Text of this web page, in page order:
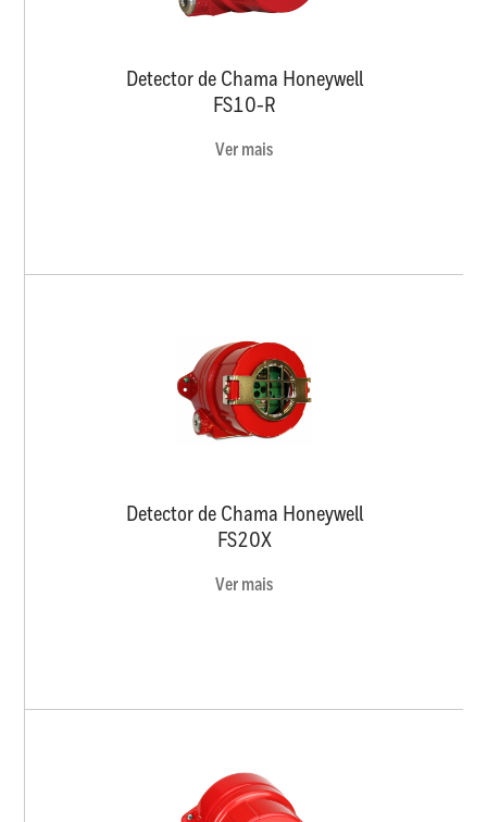
Detector de Chama Honeywell
FS10-R
Ver mais
Detector de Chama Honeywell
FS20X
Ver mais